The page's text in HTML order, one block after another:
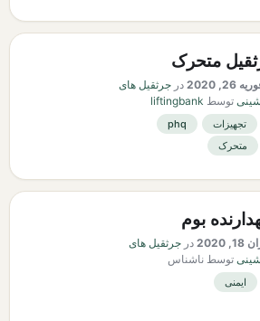
متحرک
26, 2020 در جرثقیل های
توسط liftingbank
تجهیزات
phq
متحرک
بوم
2020 در جرثقیل های
توسط ناشناس
ایمنی